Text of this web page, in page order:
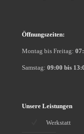
Öffnungszeiten:
Montag bis Freitag:
Samstag: 09:00 bis
Unsere Leistungen
Werkstatt